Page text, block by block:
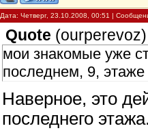
Дата: Четверг, 23.10.2008, 00:51 |
Quote (ourperevoz)
мои знакомые уже
последнем, 9, этаже
Наверное, это
последнего